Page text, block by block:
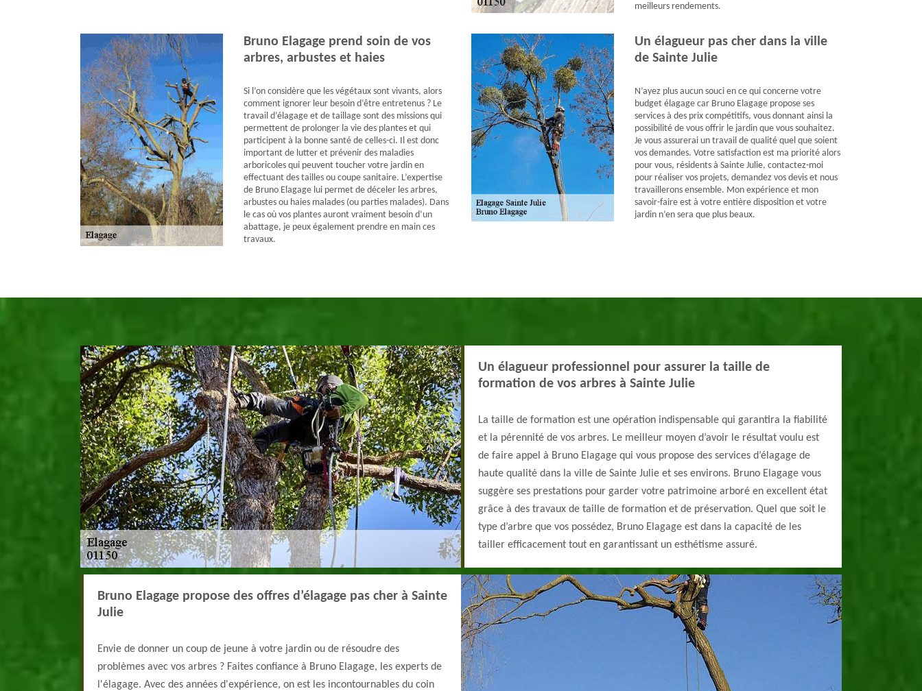
meilleurs rendements.
Bruno Elagage prend soin de vos
arbres, arbustes et haies
Si l’on considère que les végétaux sont vivants, alors
comment ignorer leur besoin d’être entretenus ? Le
travail d’élagage et de taillage sont des missions qui
permettent de prolonger la vie des plantes et qui
participent à la bonne santé de celles-ci. Il est donc
important de lutter et prévenir des maladies
arboricoles qui peuvent toucher votre jardin en
effectuant des tailles ou coupe sanitaire. L’expertise
de Bruno Elagage lui permet de déceler les arbres,
arbustes ou haies malades (ou parties malades). Dans
le cas où vos plantes auront vraiment besoin d’un
abattage, je peux également prendre en main ces
travaux.
Un élagueur pas cher dans la ville
de Sainte Julie
N’ayez plus aucun souci en ce qui concerne votre
budget élagage car Bruno Elagage propose ses
services à des prix compétitifs, vous donnant ainsi la
possibilité de vous offrir le jardin que vous souhaitez.
Je vous assurerai un travail de qualité quel que soient
vos demandes. Votre satisfaction est ma priorité alors
pour vous, résidents à Sainte Julie, contactez-moi
pour réaliser vos projets, demandez vos devis et nous
travaillerons ensemble. Mon expérience et mon
savoir-faire est à votre entière disposition et votre
jardin n’en sera que plus beaux.
Un élagueur professionnel pour assurer la taille de
formation de vos arbres à Sainte Julie
La taille de formation est une opération indispensable qui garantira la fiabilité
et la pérennité de vos arbres. Le meilleur moyen d’avoir le résultat voulu est
de faire appel à Bruno Elagage qui vous propose des services d’élagage de
haute qualité dans la ville de Sainte Julie et ses environs. Bruno Elagage vous
suggère ses prestations pour garder votre patrimoine arboré en excellent état
grâce à des travaux de taille de formation et de préservation. Quel que soit le
type d’arbre que vos possédez, Bruno Elagage est dans la capacité de les
tailler efficacement tout en garantissant un esthétisme assuré.
Bruno Elagage propose des offres d’élagage pas cher à Sainte
Julie
Envie de donner un coup de jeune à votre jardin ou de résoudre des
problèmes avec vos arbres ? Faites confiance à Bruno Elagage, les experts de
l'élagage. Avec des années d'expérience, on est les incontournables du coin